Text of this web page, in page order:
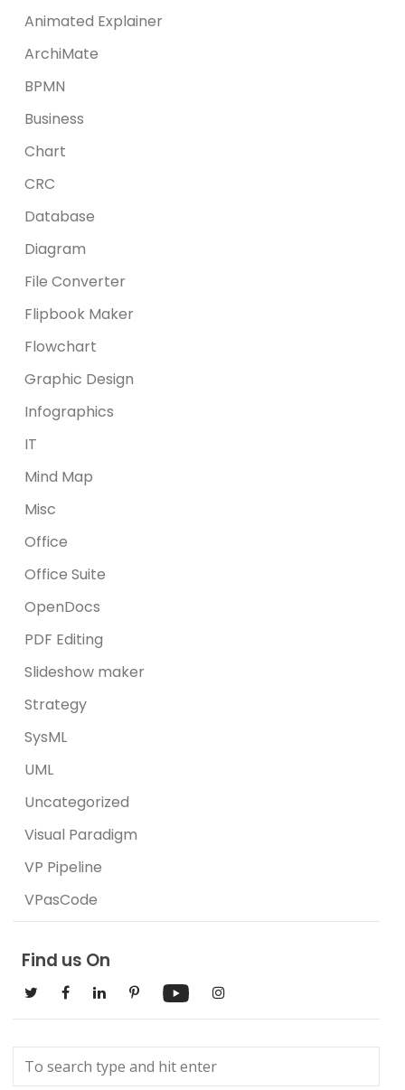
Animated Explainer
ArchiMate
BPMN
Business
Chart
CRC
Database
Diagram
File Converter
Flipbook Maker
Flowchart
Graphic Design
Infographics
IT
Mind Map
Misc
Office
Office Suite
OpenDocs
PDF Editing
Slideshow maker
Strategy
SysML
UML
Uncategorized
Visual Paradigm
VP Pipeline
VPasCode
Find us On